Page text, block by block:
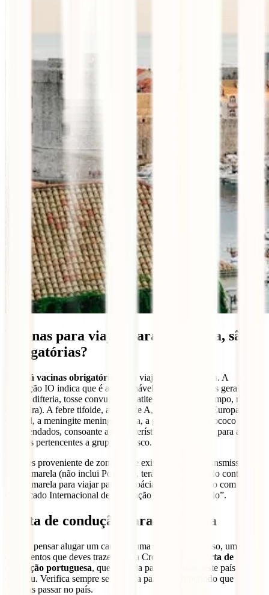
Vacinas para viajar para a Croácia, são
obrigatórias?
Não há vacinas obrigatórias
para viajar para a Croácia. A
Fundação IO indica que é aconselhável tomar as vacinas gerais:
tétano, difteria, tosse convulsa, hepatite B e MMR (sarampo, rubéola
e papeira). A febre tifoide, a hepatite A, a encefalite da Europa
Central, a meningite meningocócica, a gripe e o pneumococo são
recomendados, consoante as características da viagem e para as
pessoas pertencentes a grupos de risco.
Se fores proveniente de zonas onde existe o risco de transmissão da
febre-amarela (não inclui Portugal), terás de ser vacinado contra a
febre-amarela para viajar para a Croácia. Podes prová-lo com o teu
Certificado Internacional de Vacinação ou “livro amarelo”.
Carta de condução para a Croácia
Estás a pensar alugar um carro ou uma mota? Nesse caso, um dos
documentos que deves trazer para a Croácia é a tua
carta de
condução portuguesa, que é válida para conduzir neste país
europeu. Verifica sempre se é válida para todo o período que
planeias passar no país.